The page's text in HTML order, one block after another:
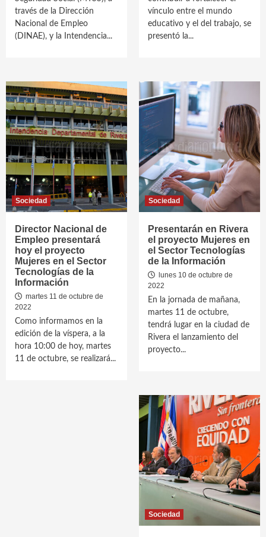
través de la Dirección
Nacional de Empleo
(DINAE), y la Intendencia...
vínculo entre el mundo
educativo y el del trabajo, se
presentó la...
Sociedad
Director Nacional de
Empleo presentará
hoy el proyecto
Mujeres en el Sector
Tecnologías de la
Información
martes 11 de octubre de
2022
Como informamos en la
edición de la víspera, a la
hora 10:00 de hoy, martes
11 de octubre, se realizará...
Sociedad
Presentarán en Rivera
el proyecto Mujeres en
el Sector Tecnologías
de la Información
lunes 10 de octubre de
2022
En la jornada de mañana,
martes 11 de octubre,
tendrá lugar en la ciudad de
Rivera el lanzamiento del
proyecto...
Sociedad